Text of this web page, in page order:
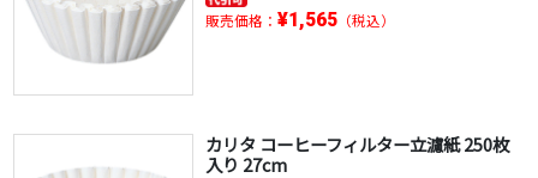
販売価格： ¥1,565（税込）
カリタ コーヒーフィルター立濾紙 250枚
入り 27cm